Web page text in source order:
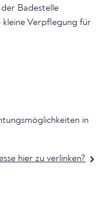
Badestelle
kleine Verpflegung für
in
hier zu verlinken?